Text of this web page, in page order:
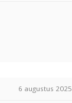
6 augustus 2025